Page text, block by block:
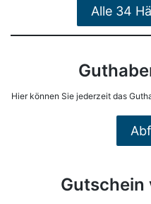
Alle 34
Hier können Sie jederzeit das
Gutschein